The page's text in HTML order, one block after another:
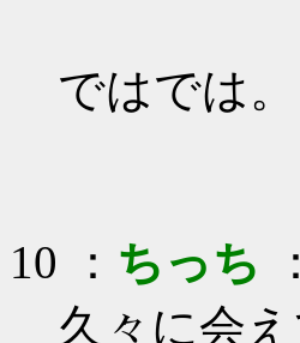
ではでは。
10 ： ちっち
久々に会